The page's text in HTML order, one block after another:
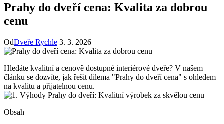
Prahy do dveří cena: Kvalita za dobrou
cenu
OdDveře Rychle 3. 3. 2026
Hledáte kvalitní a cenově dostupné interiérové dveře? V našem
článku se dozvíte, jak řešit dilema "Prahy do dveří cena" s ohledem
na kvalitu a přijatelnou cenu.
Obsah